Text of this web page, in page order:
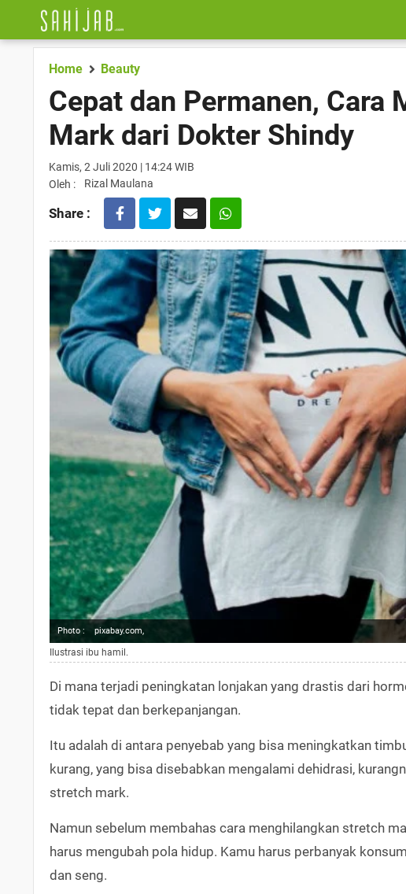
Home Beauty
Cepat dan Permanen, Cara
Mark dari Dokter Shindy
Kamis, 2 Juli 2020 | 14:24 WIB
Oleh :
Rizal Maulana
Share :
Photo : pixabay.com,
Ilustrasi ibu hamil.
Di mana terjadi peningkatan lonjakan yang drastis dari
tidak tepat dan berkepanjangan.
Itu adalah di antara penyebab yang bisa meningkatkan
kurang, yang bisa disebabkan mengalami dehidrasi,
stretch mark.
Namun sebelum membahas cara menghilangkan stretch
harus mengubah pola hidup. Kamu harus perbanyak
dan seng.